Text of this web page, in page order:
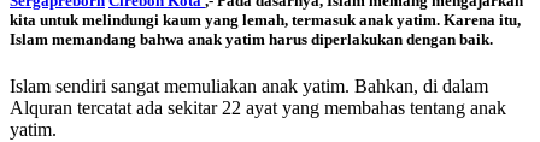
kita untuk melindungi kaum yang lemah, termasuk anak yatim. Karena itu,
Islam memandang bahwa anak yatim harus diperlakukan dengan baik.
Islam sendiri sangat memuliakan anak yatim. Bahkan, di dalam
Alquran tercatat ada sekitar 22 ayat yang membahas tentang anak
yatim.